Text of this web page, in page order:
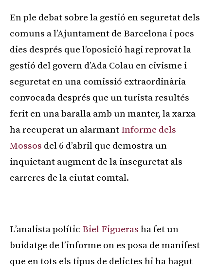
En ple debat sobre la gestió en seguretat dels
comuns a l’Ajuntament de Barcelona i pocs
dies després que l’oposició hagi reprovat la
gestió del govern d’Ada Colau en civisme i
seguretat en una comissió extraordinària
convocada després que un turista resultés
ferit en una baralla amb un manter, la xarxa
ha recuperat un alarmant Informe dels
Mossos del 6 d’abril que demostra un
inquietant augment de la inseguretat als
carreres de la ciutat comtal.
L’analista polític Biel Figueras ha fet un
buidatge de l’informe on es posa de manifest
que en tots els tipus de delictes hi ha hagut